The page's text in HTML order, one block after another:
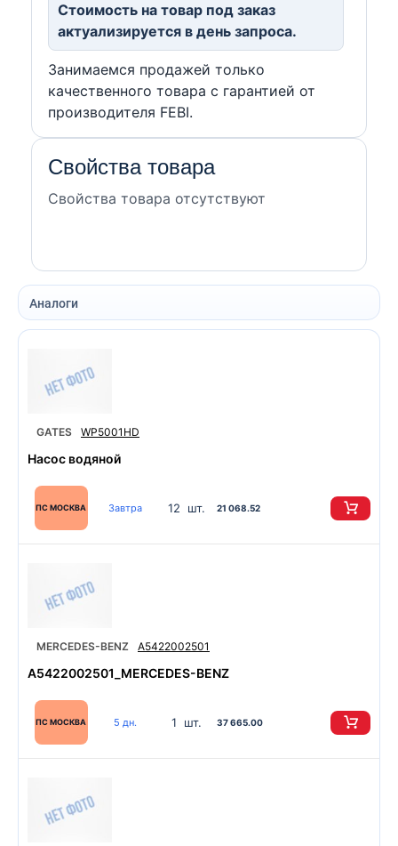
Стоимость на товар под заказ
актуализируется в день запроса.
Занимаемся продажей только
качественного товара с гарантией от
производителя FEBI.
Свойства товара
Свойства товара отсутствуют
Аналоги
GATES WP5001HD
Насос водяной
ПС МОСКВА Завтра 12 шт. 21 068.52
MERCEDES-BENZ A5422002501
A5422002501_MERCEDES-BENZ
ПС МОСКВА 5 дн. 1 шт. 37 665.00